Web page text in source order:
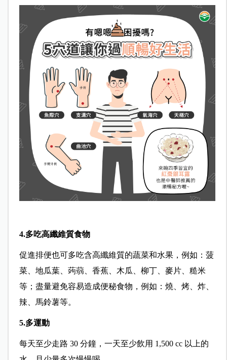
4.多吃高纖維質食物
促進排便也可多吃含高纖維質的蔬菜和水果，例如：菠
菜、地瓜葉、蒟蒻、香蕉、木瓜、柳丁、麥片、糙米
等；盡量避免容易造成便秘食物，例如：燒、烤、炸、
辣、馬鈴薯等。
5.多運動
每天至少走路 30 分鐘，一天至少飲用 1,500 cc 以上的